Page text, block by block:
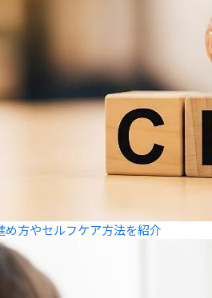
方やセルフケア方法を紹介